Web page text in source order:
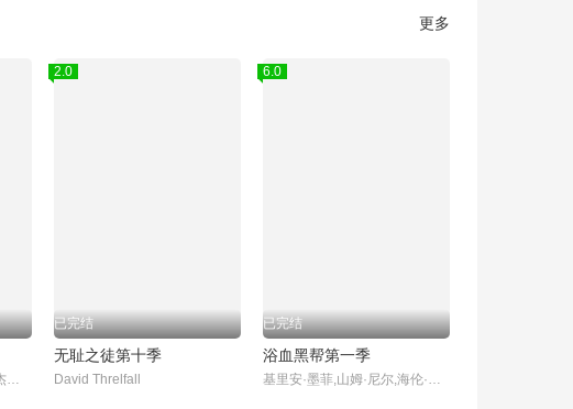
更多
威廉姆·H·梅西,埃米·罗森,杰瑞米·艾伦·怀特,伊森·卡特科斯基,卡梅隆·莫纳汉,艾玛·肯尼,史蒂夫·豪威,珊诺拉·汉普顿,德蒙特·莫罗尼,艾米莉·贝吉尔,诺尔·费舍,迈克尔·帕特里克·麦克吉尔,艾玛·格林威尔,妮科尔·布鲁姆,史蒂夫·卡兹,泰勒·贾克布·摩尔,萨莎·亚历山大,阿兰·罗森伯格,卢卡·奥利尔,杰夫·皮埃尔,迈克尔·瑞利·伯克,雪琳·芬,威尔·萨索,伊西多拉·格瑞新特,布兰登·西姆斯
2.0
已完结
无耻之徒第十季
David Threlfall
6.0
已完结
浴血黑帮第一季
基里安·墨菲,山姆·尼尔,海伦·麦克洛瑞,保罗·安德森,安娜贝拉·沃丽丝,苏菲·兰朵,奈德·丹内利,乔·科尔,芬恩·科尔,哈利·克登,娜塔莎·奥基弗,托尼·皮茨,艾米-费欧‧爱德华兹,乔丹·博尔格,凯特·菲利普斯,本杰明·西番雅,伊多·戈德堡,夏莉·墨菲,亚历山大·希迪格,盖特·杨森,诺亚·泰勒,尼尔·贝尔,山姆·哈兹尔丁,丹尼尔·弗恩,帕迪·康斯戴恩,查理·科里德-米尔斯,杰克·罗文,Ian P